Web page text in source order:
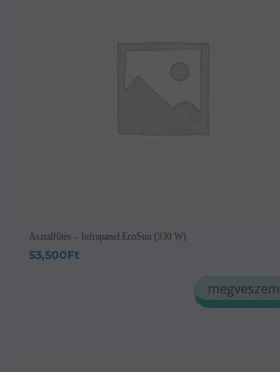
Asztalfűtés – Infrapanel EcoSun (330 W)
53,500Ft
megveszem